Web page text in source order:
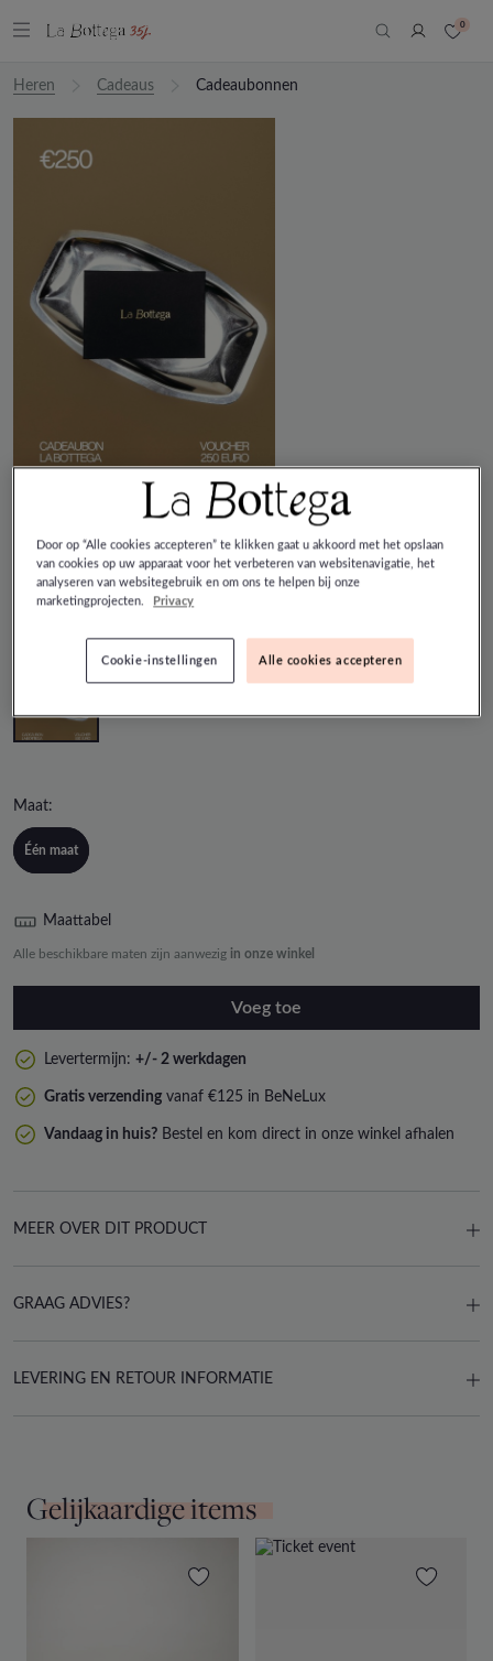
0
Heren Cadeaus Cadeaubonnen
La Bottega - Cadeaubon
€ 250,00
Maat:
Één maat
Maattabel
Alle beschikbare maten zijn aanwezig in onze winkel
Voeg toe
Levertermijn: +/- 2 werkdagen
Gratis verzending vanaf €125 in BeNeLux
Vandaag in huis? Bestel en kom direct in onze winkel afhalen
MEER OVER DIT PRODUCT
GRAAG ADVIES?
LEVERING EN RETOUR INFORMATIE
Gelijkaardige items
Door op “Alle cookies accepteren” te klikken gaat u akkoord met het opslaan
van cookies op uw apparaat voor het verbeteren van websitenavigatie, het
analyseren van websitegebruik en om ons te helpen bij onze
marketingprojecten.
Privacy
Alle cookies accepteren
Cookie-instellingen